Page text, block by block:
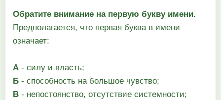
Обратите внимание на первую букву имени.
Предполагается, что первая буква в имени
означает:
А - силу и власть;
Б - способность на большое чувство;
В - непостоянство, отсутствие системности;